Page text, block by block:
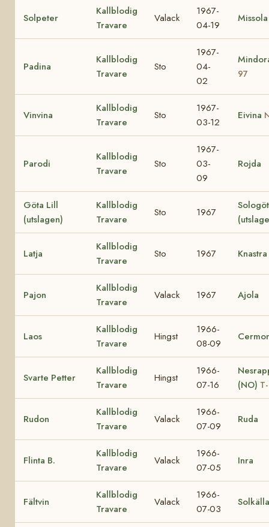
Solpeter
Kallblodig
Travare
Valack
1967-
04-19
Missola
Padina
Kallblodig
Travare
Sto
1967-
04-
02
97
Vinvina
Kallblodig
Travare
Sto
1967-
03-12
Eivina
Parodi
Kallblodig
Travare
Sto
1967-
03-
09
Rojda
Göta Lill
(utslagen)
Kallblodig
Travare
Sto 1967
Latja
Kallblodig
Travare
Sto 1967 Knastra
Pajon
Kallblodig
Travare
Valack 1967 Ajola
Laos
Kallblodig
Travare
Hingst
1966-
08-09
Svarte Petter
Kallblodig
Travare
Hingst
1966-
07-16
(NO)
Rudon
Kallblodig
Travare
Valack
1966-
07-09
Ruda
Flinta B.
Kallblodig
Travare
Valack
1966-
07-05
Inra
Fältvin
Kallblodig
Travare
Valack
1966-
07-03
Solkälla